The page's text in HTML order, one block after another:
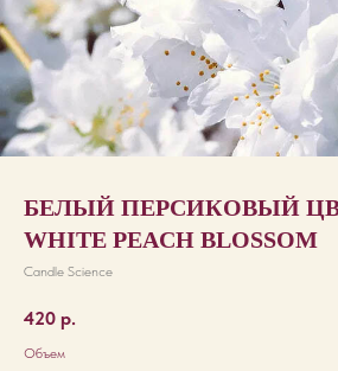
БЕЛЫЙ ПЕРСИКОВЫЙ
WHITE PEACH BLOSSOM
Candle Science
420 р.
Объем